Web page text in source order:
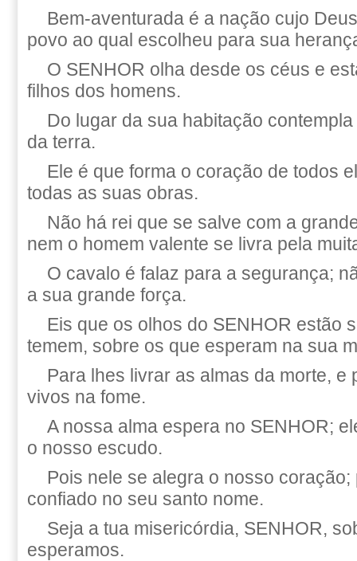
Bem-aventurada é a nação cujo
povo ao qual escolheu para sua
O SENHOR olha desde os céus e
filhos dos homens.
Do lugar da sua habitação
da terra.
Ele é que forma o coração de todos
todas as suas obras.
Não há rei que se salve com a
nem o homem valente se livra pela
O cavalo é falaz para a segurança;
a sua grande força.
Eis que os olhos do SENHOR estão
temem, sobre os que esperam na sua
Para lhes livrar as almas da morte, e
vivos na fome.
A nossa alma espera no SENHOR;
o nosso escudo.
Pois nele se alegra o nosso
confiado no seu santo nome.
Seja a tua misericórdia, SENHOR,
esperamos.